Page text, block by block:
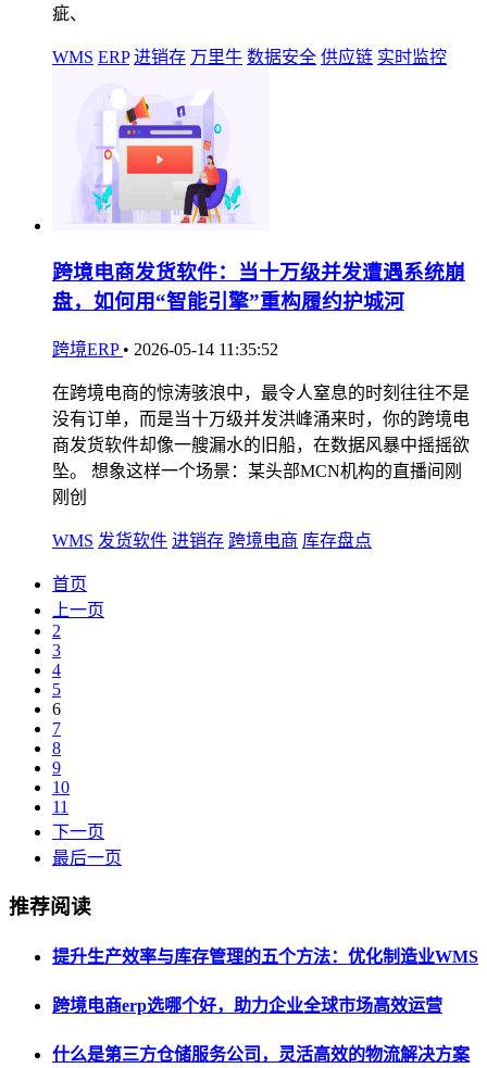
疵、
WMS ERP 进销存 万里牛 数据安全 供应链 实时监控
跨境电商发货软件：当十万级并发遭遇系统崩
盘，如何用“智能引擎”重构履约护城河
跨境ERP • 2026-05-14 11:35:52
在跨境电商的惊涛骇浪中，最令人窒息的时刻往往不是
没有订单，而是当十万级并发洪峰涌来时，你的跨境电
商发货软件却像一艘漏水的旧船，在数据风暴中摇摇欲
坠。 想象这样一个场景：某头部MCN机构的直播间刚
刚创
WMS 发货软件 进销存 跨境电商 库存盘点
首页
上一页
2
3
4
5
6
7
8
9
10
11
下一页
最后一页
推荐阅读
提升生产效率与库存管理的五个方法：优化制造业WMS
跨境电商erp选哪个好，助力企业全球市场高效运营
什么是第三方仓储服务公司，灵活高效的物流解决方案